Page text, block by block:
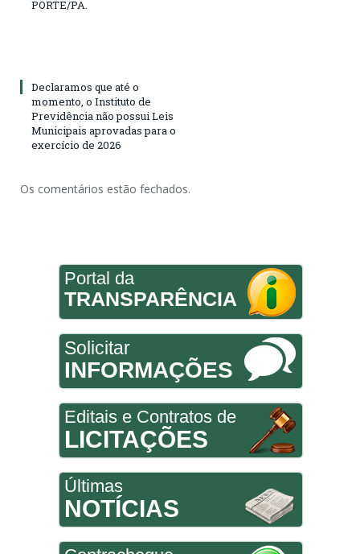
PORTE/PA.
Declaramos que até o
momento, o Instituto de
Previdência não possui Leis
Municipais aprovadas para o
exercício de 2026
Os comentários estão fechados.
Portal da
TRANSPARÊNCIA
Solicitar
INFORMAÇÕES
Editais e Contratos de
LICITAÇÕES
Últimas
NOTÍCIAS